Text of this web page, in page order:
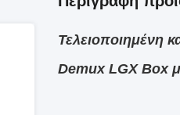
Τελειοποιημένη
Demux LGX Box